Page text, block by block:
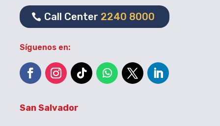
Call Center 2240 8000
Síguenos en:
San Salvador